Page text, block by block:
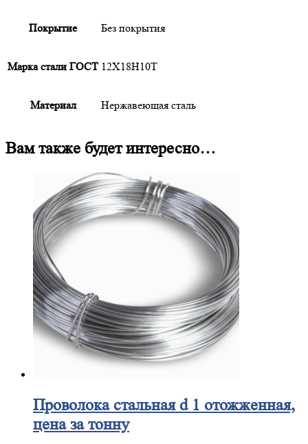
Покрытие Без покрытия
Марка стали ГОСТ 12Х18Н10Т
Материал Нержавеющая сталь
Вам также будет интересно…
Проволокастальная d 1 отожженная,
цена за тонну